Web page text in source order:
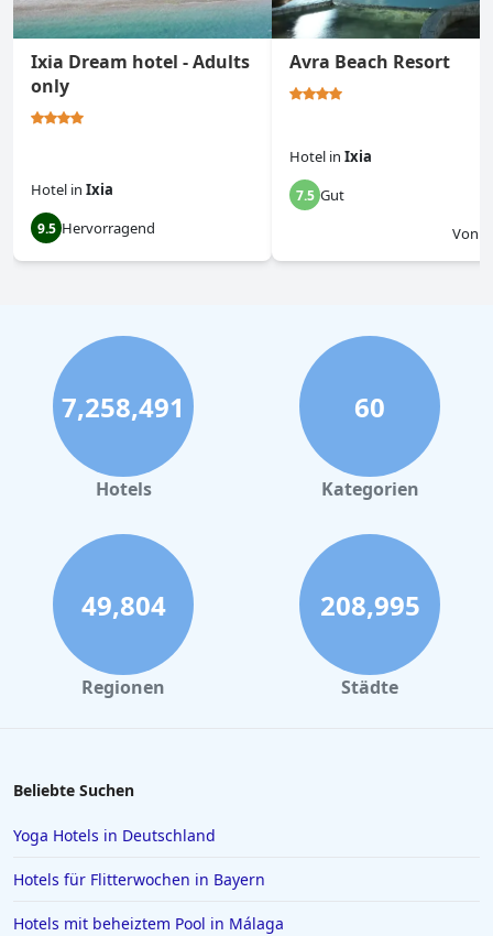
Ixia Dream hotel - Adults
only
Hotel in Ixia
9.5 Hervorragend
Avra Beach Resort
Hotel in Ixia
7.5 Gut
Von
7,258,491
Hotels
60
Kategorien
49,804
Regionen
208,995
Städte
Beliebte Suchen
Yoga Hotels in Deutschland
Hotels für Flitterwochen in Bayern
Hotels mit beheiztem Pool in Málaga